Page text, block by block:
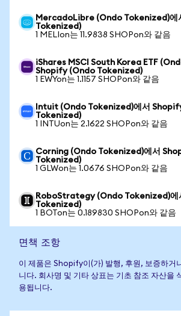
MercadoLibre (Ondo Tokenized)에
Tokenized)
1 MELIon는 11.9838 SHOPon와 같음
iShares MSCI South Korea ETF
Shopify (Ondo Tokenized)
1 EWYon는 1.1157 SHOPon와 같음
Intuit (Ondo Tokenized)에서
Tokenized)
1 INTUon는 2.1622 SHOPon와 같음
Corning (Ondo Tokenized)에서
Tokenized)
1 GLWon는 1.0676 SHOPon와 같음
RoboStrategy (Ondo Tokenized)에
Tokenized)
1 BOTon는 0.189830 SHOPon와 같음
면책 조항
이 제품은 Shopify이(가) 발행, 후원, 보증하거
니다. 회사명 및 기타 상표는 기초 참조 자산을
용됩니다.